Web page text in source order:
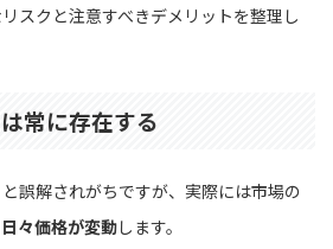
スクと注意すべきデメリットを整理し
常に存在する
誤解されがちですが、実際には市場の
日々価格が変動します。